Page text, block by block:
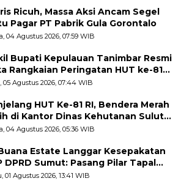
Ricuh, Massa Aksi Ancam Segel
Pagar PT Pabrik Gula Gorontalo
04 Agustus 2026, 07:59 WIB
Bupati Kepulauan Tanimbar Resmi
Rangkaian Peringatan HUT ke-81
RI, ASN Diajak Perkuat
05 Agustus 2026, 07:44 WIB
HUT Ke-81 RI, Bendera Merah
di Kantor Dinas Kehutanan Sulut
Warga
04 Agustus 2026, 05:36 WIB
Estate Langgar Kesepakatan
DPRD Sumut: Pasang Pilar Tapal
Sepihak Tanpa Libatkan
01 Agustus 2026, 13:41 WIB